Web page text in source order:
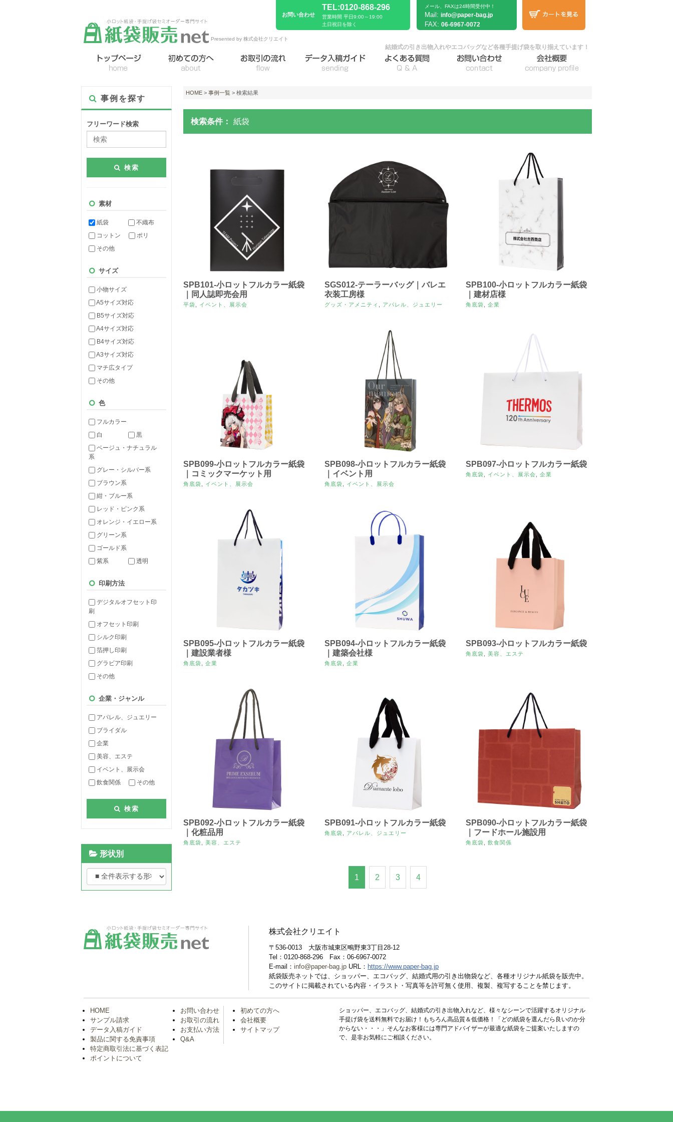
Presented by 株式会社クリエイト
お問い合わせ
TEL:0120-868-296
営業時間 平日9:00～19:00
土日祝日を除く
メール、FAXは24時間受付中！
Mail: info@paper-bag.jp
FAX: 06-6967-0072
結婚式の引き出物入れやエコバッグなど各種手提げ袋を取り揃えています！
事例を探す
フリーワード検索
検索
素材
紙袋
不織布
コットン
ポリ
その他
サイズ
小物サイズ
A5サイズ対応
B5サイズ対応
A4サイズ対応
B4サイズ対応
A3サイズ対応
マチ広タイプ
その他
色
フルカラー
白
黒
ベージュ・ナチュラル
系
グレー・シルバー系
ブラウン系
紺・ブルー系
レッド・ピンク系
オレンジ・イエロー系
グリーン系
ゴールド系
紫系
透明
印刷方法
デジタルオフセット印
刷
オフセット印刷
シルク印刷
箔押し印刷
グラビア印刷
その他
企業・ジャンル
アパレル、ジュエリー
ブライダル
企業
美容、エステ
イベント、展示会
飲食関係
その他
検索
形状別
HOME > 事例一覧 > 検索結果
検索条件： 紙袋
SPB101-小ロットフルカラー紙袋
｜同人誌即売会用
平袋 イベント、展示会
SGS012-テーラーバッグ｜バレエ
衣装工房様
グッズ・アメニティ アパレル、ジュエリー
SPB100-小ロットフルカラー紙袋
｜建材店様
角底袋 企業
SPB099-小ロットフルカラー紙袋
｜コミックマーケット用
角底袋 イベント、展示会
SPB098-小ロットフルカラー紙袋
｜イベント用
角底袋 イベント、展示会
SPB097-小ロットフルカラー紙袋
角底袋 イベント、展示会 企業
SPB095-小ロットフルカラー紙袋
｜建設業者様
角底袋 企業
SPB094-小ロットフルカラー紙袋
｜建築会社様
角底袋 企業
SPB093-小ロットフルカラー紙袋
角底袋 美容、エステ
SPB092-小ロットフルカラー紙袋
｜化粧品用
角底袋 美容、エステ
SPB091-小ロットフルカラー紙袋
角底袋 アパレル、ジュエリー
SPB090-小ロットフルカラー紙袋
｜フードホール施設用
角底袋 飲食関係
1 2 3 4
株式会社クリエイト
〒536-0013 大阪市城東区鴫野東3丁目28-12
Tel：0120-868-296 Fax：06-6967-0072
E-mail： info@paper-bag.jp URL： https://www.paper-bag.jp
紙袋販売ネットでは、ショッパー、エコバッグ、結婚式用の引き出物袋など、各種オリジナル紙袋を販売中。
このサイトに掲載されている内容・イラスト・写真等を許可無く使用、複製、複写することを禁じます。
HOME
サンプル請求
データ入稿ガイド
製品に関する免責事項
特定商取引法に基づく表記
ポイントについて
お問い合わせ
お取引の流れ
お支払い方法
Q&A
初めての方へ
会社概要
サイトマップ
ショッパー、エコバッグ、結婚式の引き出物入れなど、様々なシーンで活躍するオリジナル
手提げ袋を送料無料でお届け！もちろん高品質＆低価格！「どの紙袋を選んだら良いのか分
からない・・・」そんなお客様には専門アドバイザーが最適な紙袋をご提案いたしますの
で、是非お気軽にご相談ください。